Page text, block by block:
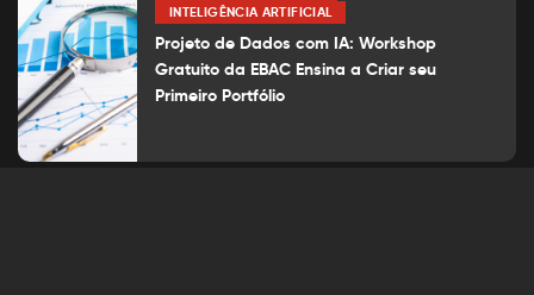
INTELIGÊNCIA ARTIFICIAL
Projeto de Dados com IA: Workshop
Gratuito da EBAC Ensina a Criar seu
Primeiro Portfólio